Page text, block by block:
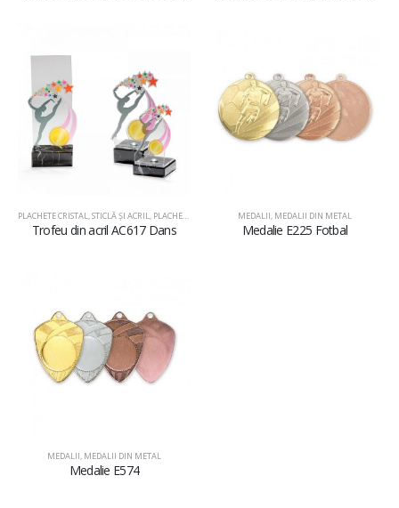
PLACHETE CRISTAL, STICLĂ ŞI ACRIL, PLACHETE DIN ACRIL
Trofeu din acril AC617 Dans
MEDALII, MEDALII DIN METAL
Medalie E225 Fotbal
MEDALII, MEDALII DIN METAL
Medalie E574